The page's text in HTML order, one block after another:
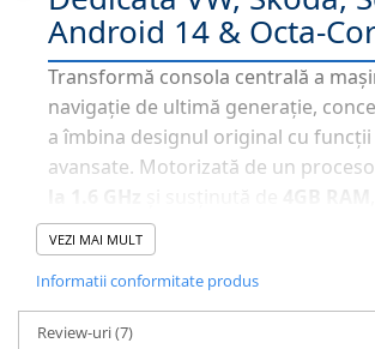
Android 14 & Octa-
Transformă consola centrală a
navigație de ultimă generație,
a îmbina designul original cu
avansate. Motorizată de un
unitate oferă o viteză de răspuns
SistemulAndroid 14
și acces complet la mii de aplicații
Play.
VEZI MAI MULT
Informatii conformitate produs
Review-uri(7)